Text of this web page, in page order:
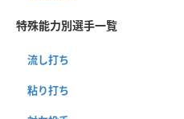
特殊能力別選手一覧
流し打ち
粘り打ち